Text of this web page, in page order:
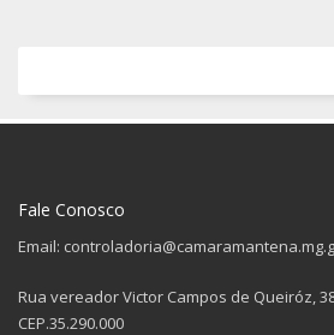
Fale Conosco
Email:
Rua vereador Victor Campos de Queiróz,
CEP.35.290.000